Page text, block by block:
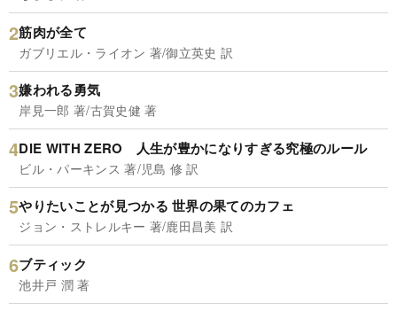
筋肉が全て
ガブリエル・ライオン 著/御立英史 訳
嫌われる勇気
岸見一郎 著/古賀史健 著
DIE WITH ZERO 人生が豊かになりすぎる究極のルール
ビル・パーキンス 著/児島 修 訳
やりたいことが見つかる 世界の果てのカフェ
ジョン・ストレルキー 著/鹿田昌美 訳
ブティック
池井戸 潤 著